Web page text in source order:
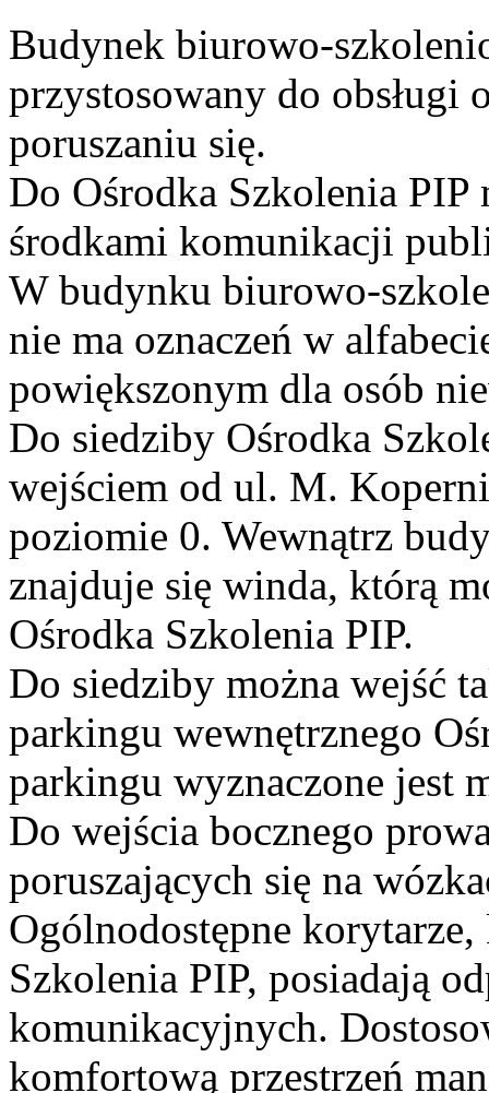
Budynek biurowo-
przystosowany do obsługi
poruszaniu się.
Do Ośrodka Szkolenia PIP
środkami komunikacji
W budynku biurowo-
nie ma oznaczeń w
powiększonym dla osób
Do siedziby Ośrodka
wejściem od ul. M.
poziomie 0. Wewnątrz
znajduje się winda, którą
Ośrodka Szkolenia PIP.
Do siedziby można wejść
parkingu wewnętrznego
parkingu wyznaczone jest
Do wejścia bocznego
poruszających się na
Ogólnodostępne
Szkolenia PIP, posiadają
komunikacyjnych.
komfortową przestrzeń